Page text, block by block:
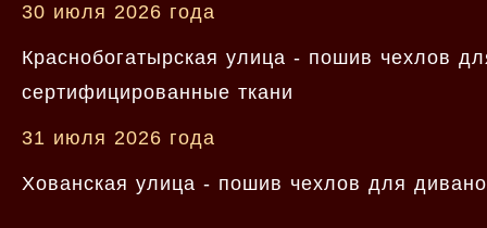
30 июля 2026 года
Краснобогатырская улица - пошив чехлов
сертифицированные ткани
31 июля 2026 года
Хованская улица - пошив чехлов для